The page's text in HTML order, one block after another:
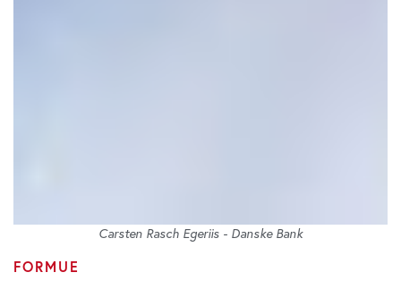
FORMUE
Carsten Rasch Egeriis - Danske Bank